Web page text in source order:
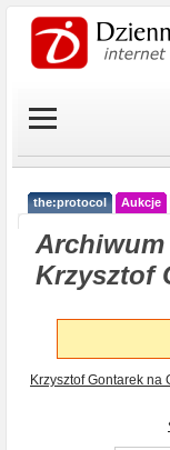
the:protocol Aukcje
Archiwum
Krzysztof
Krzysztof Gontarek na